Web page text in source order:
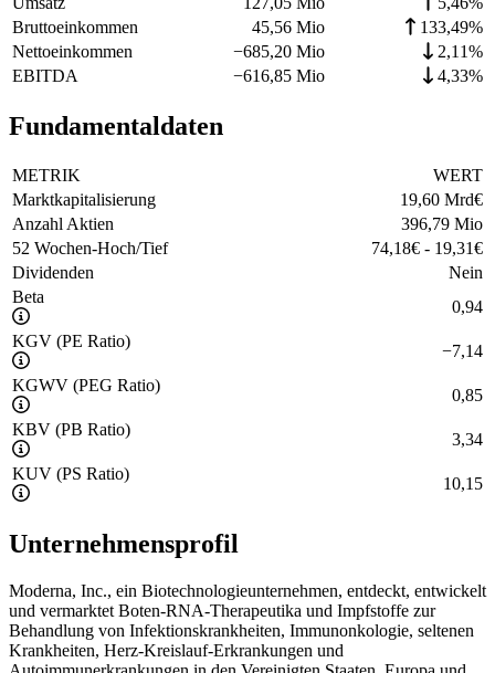
Bruttoeinkommen
45,56 Mio
133,49%
Nettoeinkommen
−685,20 Mio
2,11%
EBITDA
−616,85 Mio 4,33%
Fundamentaldaten
METRIK
WERT
Marktkapitalisierung
19,60 Mrd€
Anzahl Aktien
396,79 Mio
52 Wochen-Hoch/Tief
74,18€ - 19,31€
Dividenden
Nein
Beta
0,94
KGV (PE Ratio)
−7,14
KGWV (PEG Ratio)
0,85
KBV (PB Ratio)
3,34
KUV (PS Ratio)
10,15
Unternehmensprofil
Moderna, Inc., ein Biotechnologieunternehmen, entdeckt, entwickelt
und vermarktet Boten-RNA-Therapeutika und Impfstoffe zur
Behandlung von Infektionskrankheiten, Immunonkologie, seltenen
Krankheiten, Herz-Kreislauf-Erkrankungen und